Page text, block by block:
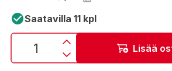
Saatavilla 11 kpl
Lisää